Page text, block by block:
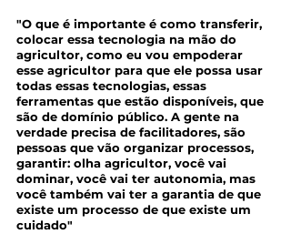
"O que é importante é como transferir,
colocar essa tecnologia na mão do
agricultor, como eu vou empoderar
esse agricultor para que ele possa usar
todas essas tecnologias, essas
ferramentas que estão disponíveis, que
são de domínio público. A gente na
verdade precisa de facilitadores, são
pessoas que vão organizar processos,
garantir: olha agricultor, você vai
dominar, você vai ter autonomia, mas
você também vai ter a garantia de que
existe um processo de que existe um
cuidado"